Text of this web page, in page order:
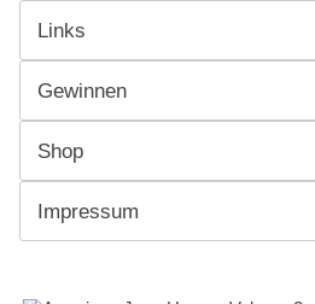
Links
Gewinnen
Shop
Impressum